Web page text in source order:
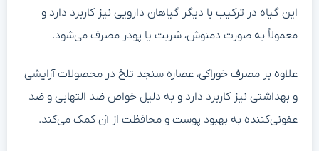
این گیاه در ترکیب با دیگر گیاهان دارویی نیز کاربرد دارد و
معمولاً به صورت دمنوش، شربت یا پودر مصرف می‌شود.
علاوه بر مصرف خوراکی، عصاره سنجد تلخ در محصولات آرایشی
و بهداشتی نیز کاربرد دارد و به دلیل خواص ضد التهابی و ضد
عفونی‌کننده به بهبود پوست و محافظت از آن کمک می‌کند.